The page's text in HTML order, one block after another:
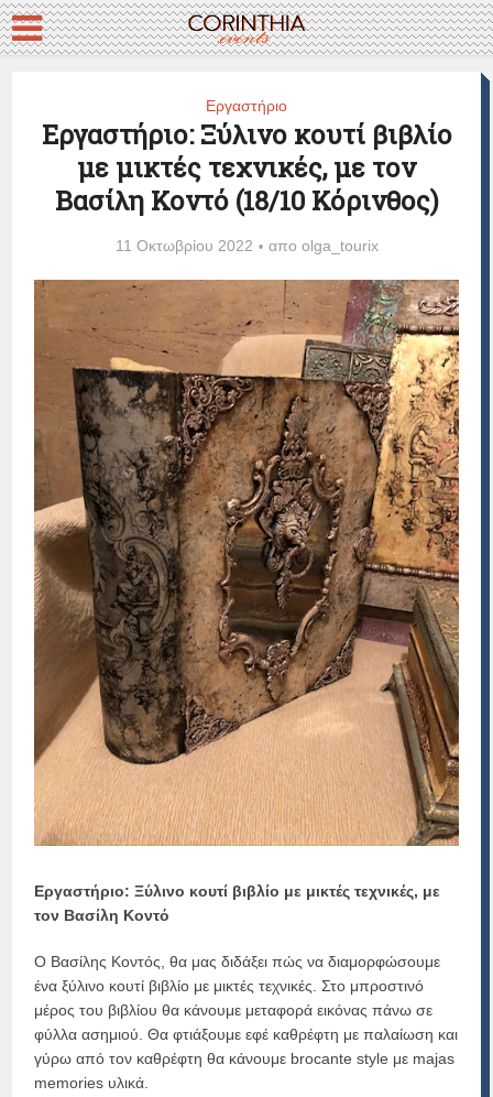
Εργαστήριο
Εργαστήριο: Ξύλινο κουτί βιβλίο
με μικτές τεχνικές, με τον
Βασίλη Κοντό (18/10 Κόρινθος)
11 Οκτωβρίου 2022 απο olga_tourix
Εργαστήριο: Ξύλινο κουτί βιβλίο με μικτές τεχνικές, με
τον Βασίλη Κοντό
Ο Βασίλης Κοντός, θα μας διδάξει πώς να διαμορφώσουμε
ένα ξύλινο κουτί βιβλίο με μικτές τεχνικές. Στο μπροστινό
μέρος του βιβλίου θα κάνουμε μεταφορά εικόνας πάνω σε
φύλλα ασημιού. Θα φτιάξουμε εφέ καθρέφτη με παλαίωση και
γύρω από τον καθρέφτη θα κάνουμε brocante style με majas
memories υλικά.